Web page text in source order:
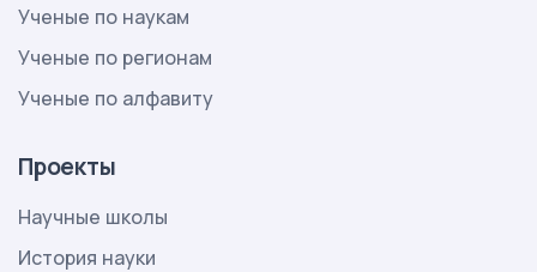
Ученые по наукам
Ученые по регионам
Ученые по алфавиту
Проекты
Научные школы
История науки